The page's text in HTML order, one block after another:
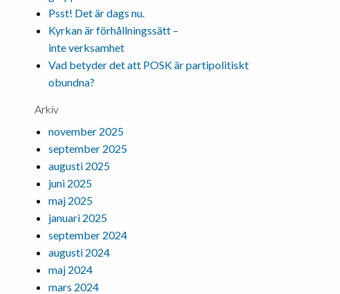
Psst! Det är dags nu.
Kyrkan är förhållningssätt –
inte verksamhet
Vad betyder det att POSK är partipolitiskt
obundna?
Arkiv
november 2025
september 2025
augusti 2025
juni 2025
maj 2025
januari 2025
september 2024
augusti 2024
maj 2024
mars 2024